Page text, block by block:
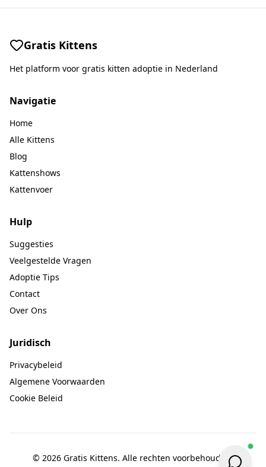
Gratis Kittens
Het platform voor gratis kitten adoptie in Nederland
Navigatie
Home
Alle Kittens
Blog
Kattenshows
Kattenvoer
Hulp
Suggesties
Veelgestelde Vragen
Adoptie Tips
Contact
Over Ons
Juridisch
Privacybeleid
Algemene Voorwaarden
Cookie Beleid
© 2026 Gratis Kittens. Alle rechten voorbehouden.